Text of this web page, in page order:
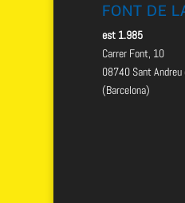
FONT DE
est 1.985
Carrer Font, 10
08740 Sant Andreu
(Barcelona)